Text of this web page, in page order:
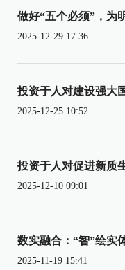
做好“五个必须”，为
2025-12-29 17:36
投资于人对建设强大
2025-12-25 10:52
投资于人对促进新质
2025-12-10 09:01
数实融合：“智”绘实
2025-11-19 15:41